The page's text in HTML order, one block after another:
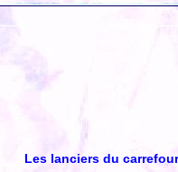
Les lanciers du carrefour